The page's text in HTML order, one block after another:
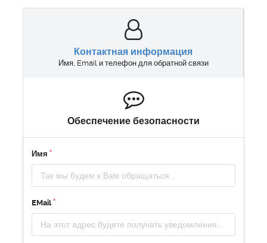
Контактная информация
Имя, Email и телефон для обратной связи
Обеспечение безопасности
Имя
EMail